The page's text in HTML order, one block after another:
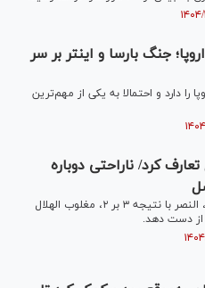
جنگ بارسا و اینتر بر سر
را دارد و احتمالا به یکی از مهم‌ترین
کرد/ ناراحتی دوباره
در جریان هفته سیزدهم لیگ عربستان، النصر با نتیجه ۳ بر ۲، مغلوب الهلال
از دست دهد.